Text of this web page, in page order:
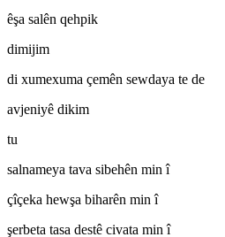
êşa salên qehpik
dimijim
di xumexuma çemên sewdaya te de
avjeniyê dikim
tu
salnameya tava sibehên min î
çîçeka hewşa biharên min î
şerbeta tasa destê civata min î